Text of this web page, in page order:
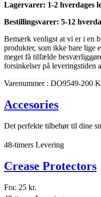
Lagervarer: 1-2 hverdages
Bestillingsvarer: 5-12
Bemærk venligst at vi er i en
produkter, som ikke bare lige
meget få tilfælde
forsinkelser på leveringstiden
Varenummer DO9549-200
Accesories
Det perfekte tilbehør til dine
48-timers Levering
Crease Protectors
Fra: 25 kr.